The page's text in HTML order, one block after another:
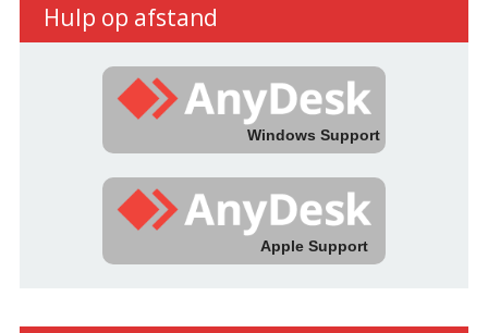
Hulp op afstand
Windows Support
Apple Support